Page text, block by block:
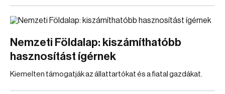
Nemzeti Földalap: kiszámíthatóbb
hasznosítást ígérnek
Kiemelten támogatják az állattartókat és a fiatal gazdákat.